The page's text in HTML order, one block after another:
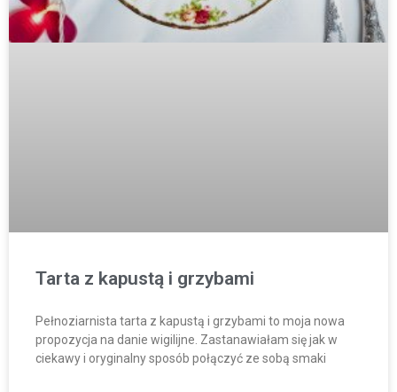
Tarta z kapustą i grzybami
Pełnoziarnista tarta z kapustą i grzybami to moja nowa
propozycja na danie wigilijne. Zastanawiałam się jak w
ciekawy i oryginalny sposób połączyć ze sobą smaki